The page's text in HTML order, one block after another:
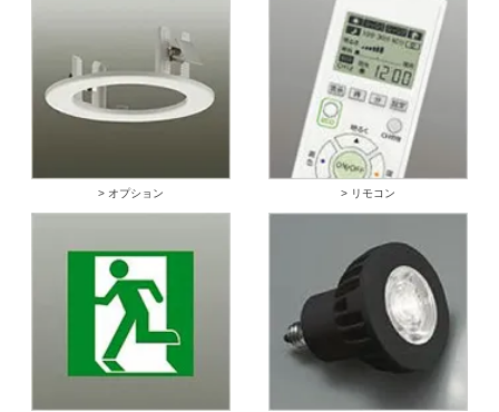
> オプション > リモコン